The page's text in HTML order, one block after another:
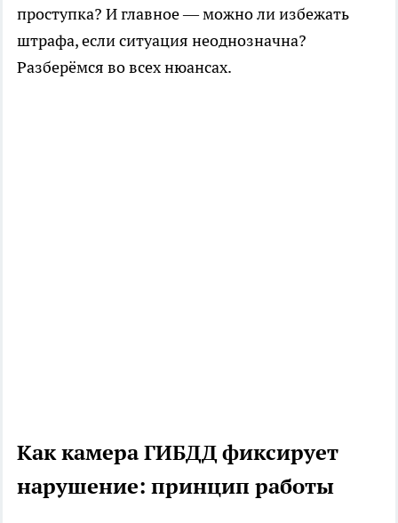
проступка? И главное — можно ли избежать
штрафа, если ситуация неоднозначна?
Разберёмся во всех нюансах.
Как камера ГИБДД фиксирует
нарушение: принцип работы